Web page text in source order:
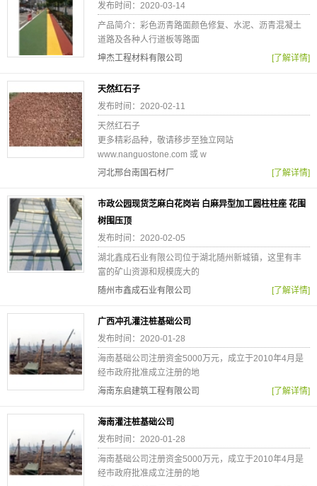
发布时间：2020-03-14
产品简介：彩色沥青路面颜色修复、水泥、沥青混凝土
道路及各种人行道板等路面
坤杰工程材料有限公司
[了解详情]
天然红石子
发布时间：2020-02-11
天然红石子
更多精彩品种，敬请移步至独立网站
www.nanguostone.com 或 w
河北邢台南国石材厂
[了解详情]
市政公园现货芝麻白花岗岩 白麻异型加工圆柱柱座 花围
树围压顶
发布时间：2020-02-05
湖北鑫成石业有限公司位于湖北随州新城镇，这里有丰
富的矿山资源和规模庞大的
随州市鑫成石业有限公司
[了解详情]
广西冲孔灌注桩基础公司
发布时间：2020-01-28
海南基础公司注册资金5000万元，成立于2010年4月是
经市政府批准成立注册的地
海南东启建筑工程有限公司
[了解详情]
海南灌注桩基础公司
发布时间：2020-01-28
海南基础公司注册资金5000万元，成立于2010年4月是
经市政府批准成立注册的地